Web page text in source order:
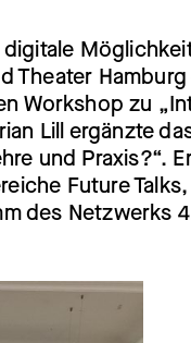
Theater
Workshop zu
Lill ergänzte
und Praxis?“.
Future
des Netzwerks